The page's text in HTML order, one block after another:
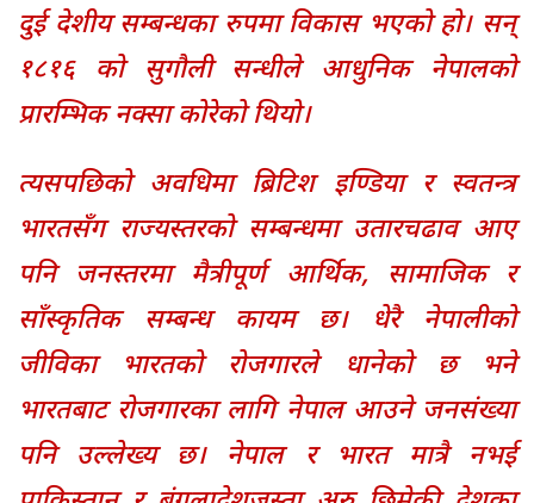
दुई देशीय सम्बन्धका रुपमा विकास भएको हो। सन्
१८१६ को सुगौली सन्धीले आधुनिक नेपालको
प्रारम्भिक नक्सा कोरेको थियो।
त्यसपछिको अवधिमा ब्रिटिश इण्डिया र स्वतन्त्र
भारतसँग राज्यस्तरको सम्बन्धमा उतारचढाव आए
पनि जनस्तरमा मैत्रीपूर्ण आर्थिक, सामाजिक र
साँस्कृतिक सम्बन्ध कायम छ। धेरै नेपालीको
जीविका भारतको रोजगारले धानेको छ भने
भारतबाट रोजगारका लागि नेपाल आउने जनसंख्या
पनि उल्लेख्य छ। नेपाल र भारत मात्रै नभई